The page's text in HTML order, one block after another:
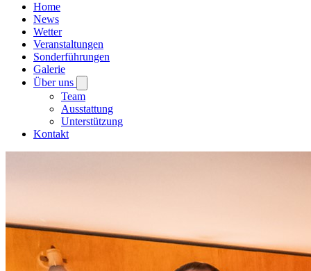
Home
News
Wetter
Veranstaltungen
Sonderführungen
Galerie
Über uns
Team
Ausstattung
Unterstützung
Kontakt